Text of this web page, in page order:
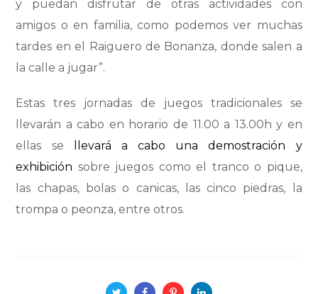
y puedan disfrutar de otras actividades con
amigos o en familia, como podemos ver muchas
tardes en el Raiguero de Bonanza, donde salen a
la calle a jugar”.
Estas tres jornadas de juegos tradicionales se
llevarán a cabo en horario de 11.00 a 13.00h y en
ellas se
llevará a cabo una demostración y
exhibición sobre juegos como el tranco o pique,
las chapas, bolas o canicas, las cinco piedras, la
trompa o peonza, entre otros.